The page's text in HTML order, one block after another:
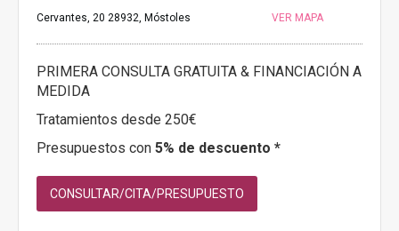
Cervantes, 20 28932, Móstoles VER MAPA
PRIMERA CONSULTA GRATUITA & FINANCIACIÓN A
MEDIDA
Tratamientos desde 250€
Presupuestos con 5% de descuento *
CONSULTAR/CITA/PRESUPUESTO